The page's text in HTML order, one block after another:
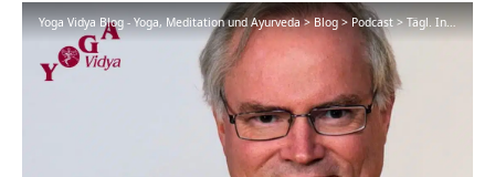
Yoga Vidya Blog - Yoga, Meditation und Ayurveda>Blog>Podcast>Tägl. Inspiration